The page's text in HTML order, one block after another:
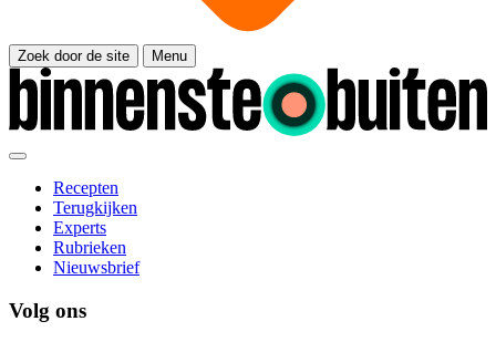
Zoek door de site Menu
Recepten
Terugkijken
Experts
Rubrieken
Nieuwsbrief
Volg ons